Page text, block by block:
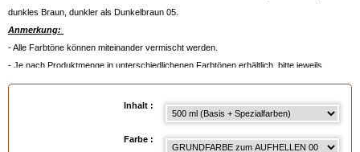
dunkles Braun, dunkler als Dunkelbraun 05.
Anmerkung:
- Alle Farbtöne können miteinander vermischt werden.
- Je nach Produktmenge in unterschiedlichenen Farbtönen erhältlich, bitte jeweils
konsultieren.
- Die Aufhellerbasis muss vor dem Auftragen vermischt werden, Sie erhalten einen leicht
Inhalt :
Farbe :